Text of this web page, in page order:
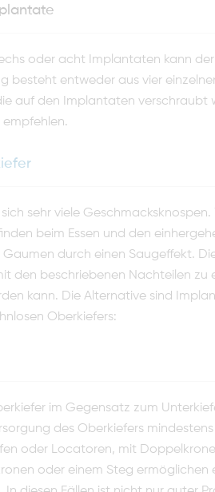
oder acht Implantaten kann
besteht entweder aus vier
auf den Implanta­ten verschraubt
sehr viele
beim Essen und den
Gaumen durch einen Saugeffekt.
den beschriebe­nen Nachteilen zu
kann. Die Alternative sind
Oberkiefers:
im Gegensatz zum
des Oberkiefers
oder Locatoren, mit
oder einem Steg ermöglichen